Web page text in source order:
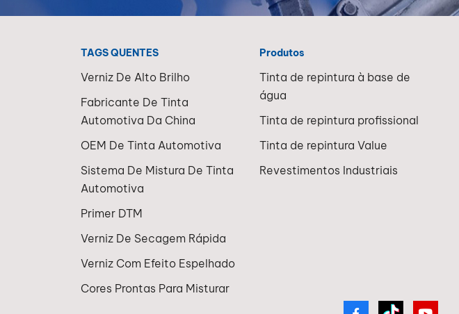
Produtos
Tinta de repintura à base de
água
Tinta de repintura profissional
Tinta de repintura Value
Revestimentos Industriais
TAGS QUENTES
Verniz De Alto Brilho
Fabricante De Tinta
Automotiva Da China
OEM De Tinta Automotiva
Sistema De Mistura De Tinta
Automotiva
Primer DTM
Verniz De Secagem Rápida
Verniz Com Efeito Espelhado
Cores Prontas Para Misturar